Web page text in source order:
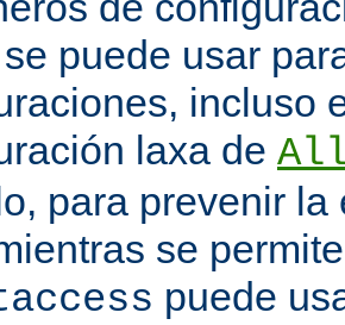
puede usar
incluso
laxa de
para prevenir la
se
puede